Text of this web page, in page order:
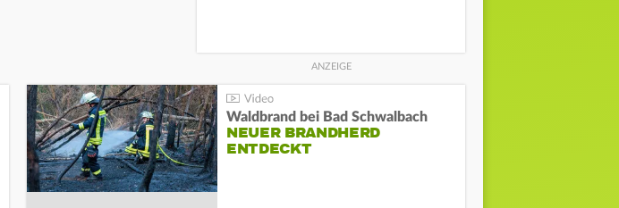
Waldbrand bei Bad Schwalbach
NEUER BRANDHERD
ENTDECKT